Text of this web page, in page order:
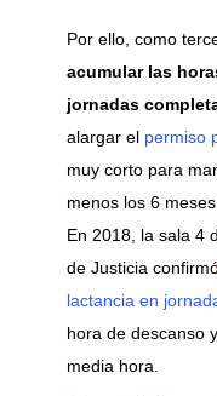
Por ello, como
acumular las
jornadas
alargar el permiso
muy corto para
menos los 6
En 2018, la sala 4
de Justicia
lactancia en
hora de descanso
media hora.